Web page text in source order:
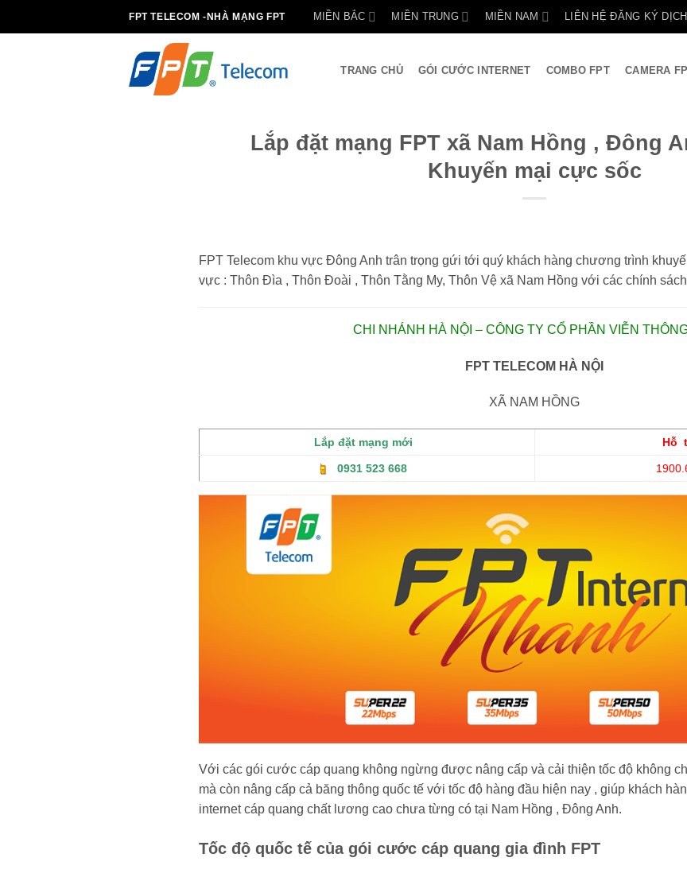
FPT TELECOM -NHÀ MẠNG FPT MIỀN BẮC MIỀN TRUNG MIỀN NAM LIÊN HỆ ĐĂNG KÝ
TRANG CHỦ GÓI CƯỚC INTERNET COMBO FPT CAMERA
Lắp đặt mạng FPT xã Nam Hồng , Đông
Khuyến mại cực sốc
FPT Telecom khu vực Đông Anh trân trọng gứi tới quý khách hàng chương trình
vực : Thôn Đìa , Thôn Đoài , Thôn Tằng My, Thôn Vệ xã Nam Hồng với các chính
CHI NHÁNH HÀ NỘI – CÔNG TY CỔ PHẦN VIỄN
FPT TELECOM HÀ NỘI
XÃ NAM HỒNG
Lắp đặt mạng mới Hỗ
0931 523 668
Với các gói cước cáp quang không ngừng được nâng cấp và cải thiện tốc độ không
mà còn nâng cấp cả băng thông quốc tế với tốc độ hàng đầu hiện nay , giúp khách
internet cáp quang chất lương cao chưa từng có tại Nam Hồng , Đông Anh.
Tốc độ quốc tế của gói cước cáp quang gia đình FPT